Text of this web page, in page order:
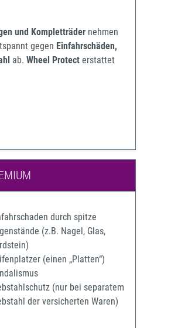
und Kompletträder nehmen
gegen Einfahrschäden,
ab. Wheel Protect erstattet
durch spitze
(z.B. Nagel, Glas,
(einen „Platten“)
(nur bei separatem
der versicherten Waren)